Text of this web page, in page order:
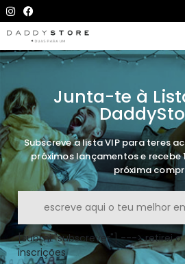
Junta-te à
Subscreve a lista VIP para teres
próximos lançamentos e recebe
próxima
[submi "subscrever"] ---> retirei o
inscrições